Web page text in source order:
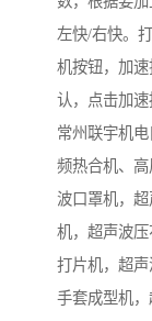
左快/右快。
机按钮，加
认，点击加速
常州联宇机
频热合机、
波口罩机，
机，超声波
打片机，超
手套成型机